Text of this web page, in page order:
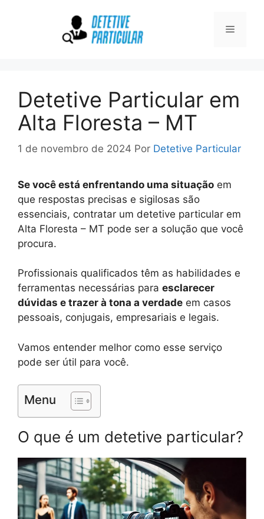
Menu
Detetive Particular em
Alta Floresta – MT
1 de novembro de 2024 Por Detetive Particular
Se você está enfrentando uma situação em
que respostas precisas e sigilosas são
essenciais, contratar um detetive particular em
Alta Floresta – MT pode ser a solução que você
procura.
Profissionais qualificados têm as habilidades e
ferramentas necessárias para esclarecer
dúvidas e trazer à tona a verdade em casos
pessoais, conjugais, empresariais e legais.
Vamos entender melhor como esse serviço
pode ser útil para você.
Menu
O que é um detetive particular?